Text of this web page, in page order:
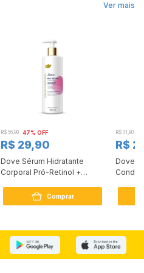
Ver mais
R$ 56,90 47% OFF
R$ 29,90
Dove Sérum Hidratante
Corporal Pró-Retinol +
Comprar
R$ 31,90
R$
Dove